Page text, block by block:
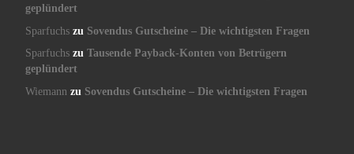
geplündert
Sparfuchszu Sovendus Gutscheine – Die wichtigsten Fragen
Sparfuchszu Tausende Payback-Konten von Betrügern
geplündert
Wiemann zu Sovendus Gutscheine – Die wichtigsten Fragen